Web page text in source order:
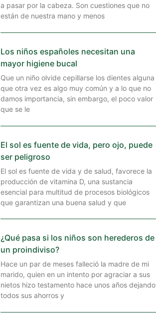
a pasar por la cabeza. Son cuestiones que no
están de nuestra mano y menos
Los niños españoles necesitan una
mayor higiene bucal
Que un niño olvide cepillarse los dientes alguna
que otra vez es algo muy común y a lo que no
damos importancia, sin embargo, el poco valor
que se le
El sol es fuente de vida, pero ojo, puede
ser peligroso
El sol es fuente de vida y de salud, favorece la
producción de vitamina D, una sustancia
esencial para multitud de procesos biológicos
que garantizan una buena salud y que
¿Qué pasa si los niños son herederos de
un proindiviso?
Hace un par de meses falleció la madre de mi
marido, quien en un intento por agraciar a sus
nietos hizo testamento hace unos años dejando
todos sus ahorros y